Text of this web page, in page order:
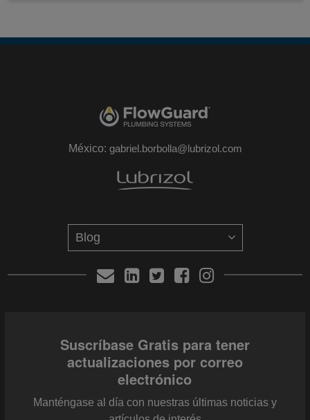
México: gabriel.borbolla@lubrizol.com
Suscríbase Gratis para tener
actualizaciones por correo
electrónico
Manténgase al día con nuestras últimas noticias y